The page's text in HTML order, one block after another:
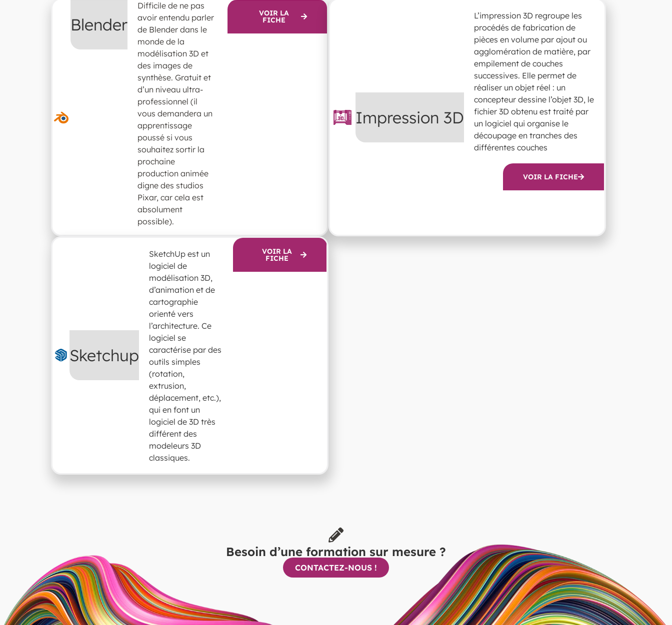
Blender
Difficile de ne pas
avoir entendu parler
de Blender dans le
monde de la
modélisation 3D et
des images de
synthèse. Gratuit et
d’un niveau ultra-
professionnel (il
vous demandera un
apprentissage
poussé si vous
souhaitez sortir la
prochaine
production animée
digne des studios
Pixar, car cela est
absolument
possible).
VOIR LA
FICHE
Impression 3D
L’impression 3D regroupe les
procédés de fabrication de
pièces en volume par ajout ou
agglomération de matière, par
empilement de couches
successives. Elle permet de
réaliser un objet réel : un
concepteur dessine l’objet 3D, le
fichier 3D obtenu est traité par
un logiciel qui organise le
découpage en tranches des
différentes couches
VOIR LA FICHE
Sketchup
SketchUp est un
logiciel de
modélisation 3D,
d’animation et de
cartographie
orienté vers
l’architecture. Ce
logiciel se
caractérise par des
outils simples
(rotation,
extrusion,
déplacement, etc.),
qui en font un
logiciel de 3D très
différent des
modeleurs 3D
classiques.
VOIR LA
FICHE
Besoin d’une formation sur mesure ?
CONTACTEZ-NOUS !